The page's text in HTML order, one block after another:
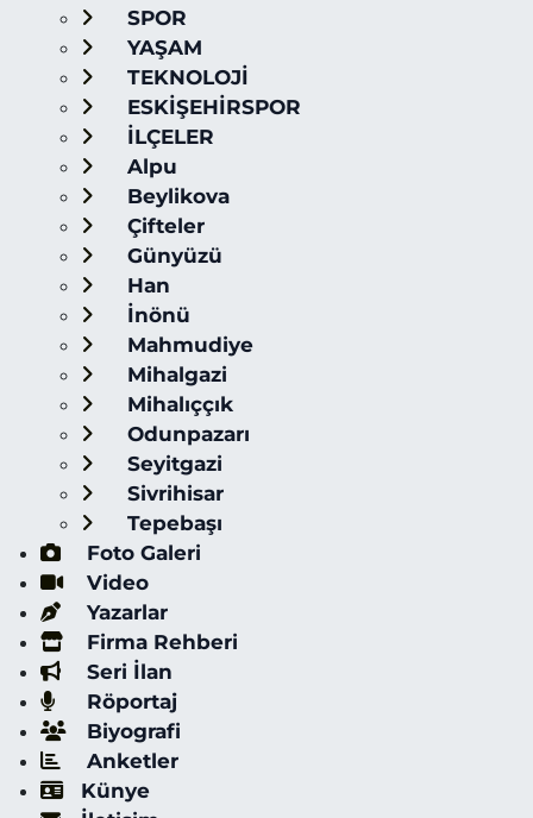
SPOR
YAŞAM
TEKNOLOJİ
ESKİŞEHİRSPOR
İLÇELER
Alpu
Beylikova
Çifteler
Günyüzü
Han
İnönü
Mahmudiye
Mihalgazi
Mihalıççık
Odunpazarı
Seyitgazi
Sivrihisar
Tepebaşı
Foto Galeri
Video
Yazarlar
Firma Rehberi
Seri İlan
Röportaj
Biyografi
Anketler
Künye